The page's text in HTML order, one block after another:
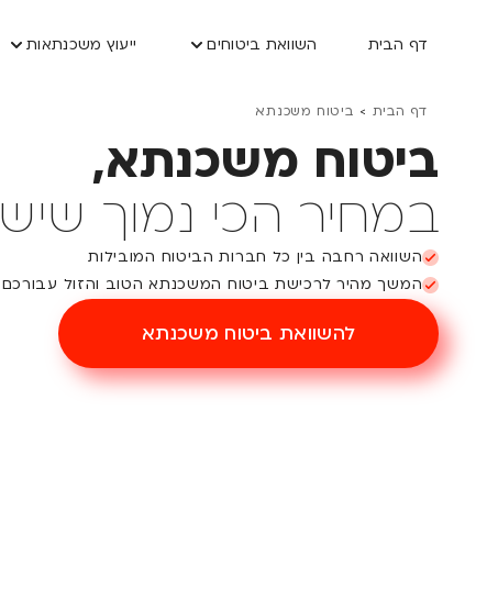
דף הבית השוואת ביטוחים ייעוץ משכנתאות
דף הבית > ביטוח משכנתא
ביטוח משכנתא ,
במחיר הכי נמוך שיש
השוואה רחבה בין כל חברות הביטוח המובילות
המשך מהיר לרכישת ביטוח המשכנתא הטוב והזול עבורכם
להשוואת ביטוח משכנתא